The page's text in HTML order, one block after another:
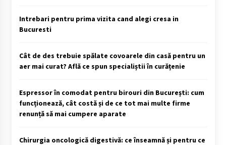
Intrebari pentru prima vizita cand alegi cresa in
Bucuresti
Cât de des trebuie spălate covoarele din casă pentru un
aer mai curat? Află ce spun specialiștii în curățenie
Espressor în comodat pentru birouri din București: cum
funcționează, cât costă și de ce tot mai multe firme
renunță să mai cumpere aparate
Chirurgia oncologică digestivă: ce înseamnă și pentru ce